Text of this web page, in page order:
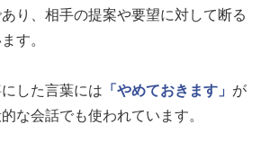
り、相手の提案や要望に対して断る
す。
した言葉には 「やめておきます」 が
な会話でも使われています。